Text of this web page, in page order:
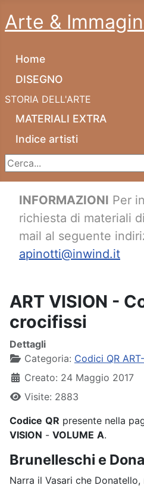
Arte &
Home
DISEGNO
STORIA DELL'ARTE
MATERIALI EXTRA
Indice artisti
Cerca...
INFORMAZIONI Per
richiesta di materiali
mail al seguente
apinotti@inwind.it
ART VISION -
crocifissi
Dettagli
Categoria: Codici QR
Creato: 24 Maggio 2017
Visite: 2883
Codice QR presente nella
VISION - VOLUME A.
Brunelleschi e
Narra il Vasari che